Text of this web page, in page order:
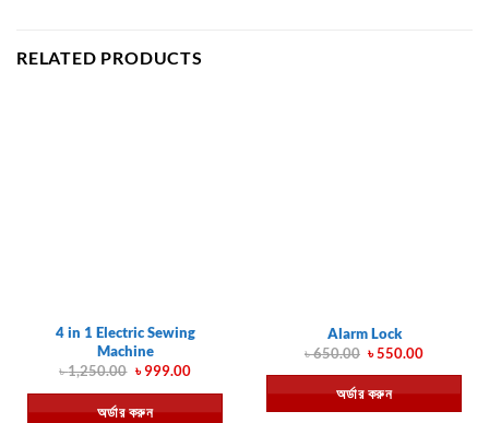
RELATED PRODUCTS
4 in 1 Electric Sewing
Machine
৳1,250.00 Original
was:
৳ 1,250.00.
৳999.00Current
is:
৳ 999.00.
অর্ডার করুন
Alarm Lock
৳650.00 Original
was:
৳ 650.00.
৳550.00Current
is:
৳ 550.00.
অর্ডার করুন